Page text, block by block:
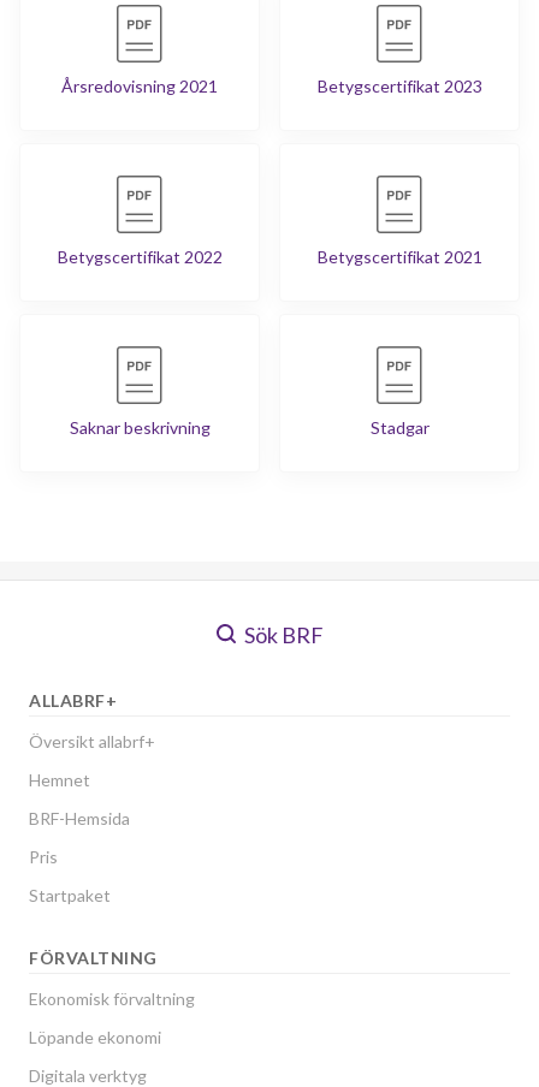
Årsredovisning 2021 Betygscertifikat 2023
Betygscertifikat 2022 Betygscertifikat 2021
Saknar beskrivning Stadgar
Sök BRF
ALLABRF+
Översikt allabrf+
Hemnet
BRF-Hemsida
Pris
Startpaket
FÖRVALTNING
Ekonomisk förvaltning
Löpande ekonomi
Digitala verktyg